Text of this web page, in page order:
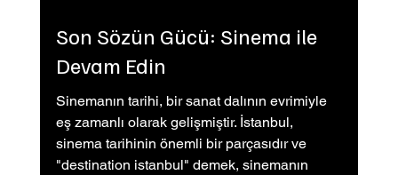
Son Sözün Gücü: Sinema ile
Devam Edin
Sinemanın tarihi, bir sanat dalının evrimiyle
eş zamanlı olarak gelişmiştir. İstanbul,
sinema tarihinin önemli bir parçasıdır ve
"destination istanbul" demek, sinemanın